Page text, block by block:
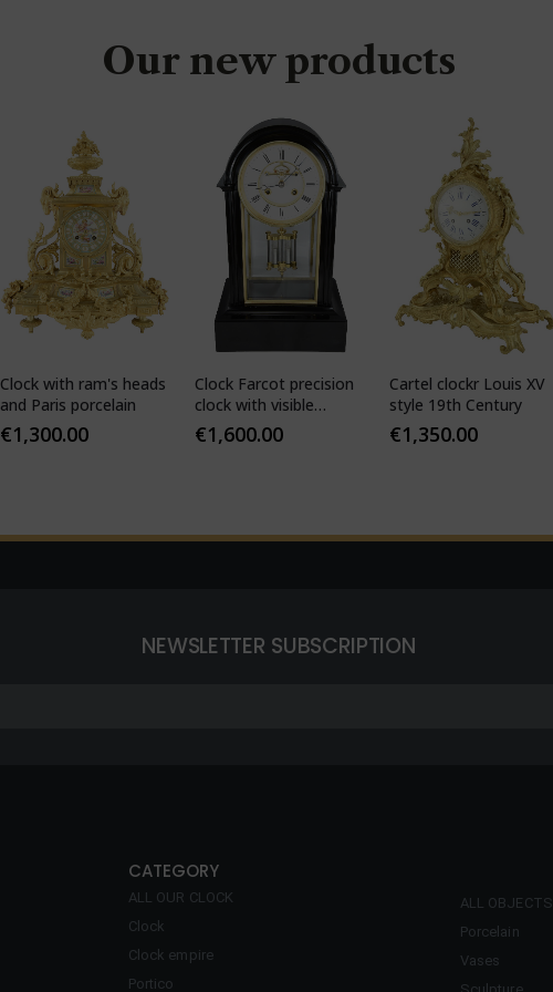
Our new products
Clock with ram's heads
and Paris porcelain
€1,300.00
Clock Farcot precision
clock with visible
Brocot escapement
€1,600.00
Cartel clockr Louis XV
style 19th Century
€1,350.00
NEWSLETTER SUBSCRIPTION
CATEGORY
ALL OUR CLOCK
Clock
Clock empire
Portico
ALL OBJECTS
Porcelain
Vases